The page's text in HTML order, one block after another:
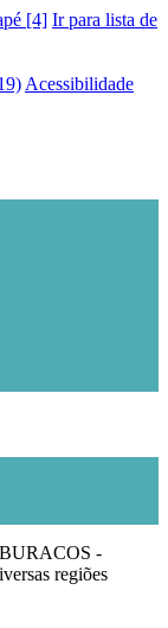
[4] Ir para lista de
Acessibilidade